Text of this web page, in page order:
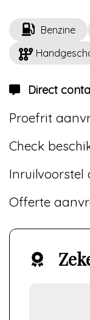
Benzine
Direct
Proefrit
Check
Inruilvoorstel
Offerte